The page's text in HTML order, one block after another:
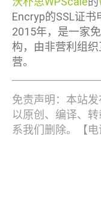
Encryp的SSL证
2015年，是一家
构，由非营利组
营。
免责声明：本站发
以原创、编译、
系我们删除。【